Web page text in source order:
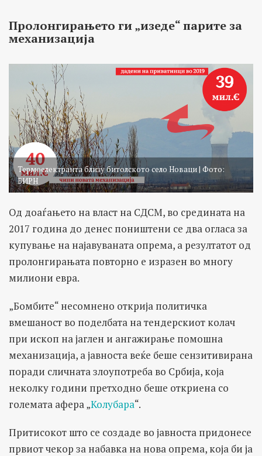
Пролонгирањето ги „изеде“ парите за
механизација
Термоелектранта близу битолското село Новаци | Фото:
БИРН
Од доаѓањето на власт на СДСМ, во средината на
2017 година до денес поништени се два огласа за
купување на најавуваната опрема, а резултатот од
пролонгирањата повторно е изразен во многу
милиони евра.
„Бомбите“ несомнено открија политичка
вмешаност во поделбата на тендерскиот колач
при ископ на јаглен и ангажирање помошна
механизација, а јавноста веќе беше сензитивирана
поради сличната злоупотреба во Србија, која
неколку години претходно беше откриена со
големата афера „Колубара“.
Притисокот што се создаде во јавноста придонесе
првиот чекор за набавка на нова опрема, која би ја